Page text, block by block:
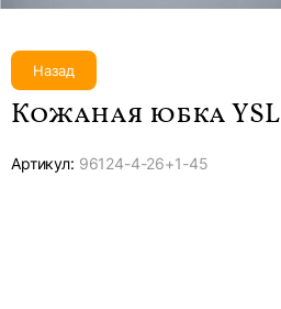
Назад
Кожаная юбка YSL
Артикул: 96124-4-26+1-45